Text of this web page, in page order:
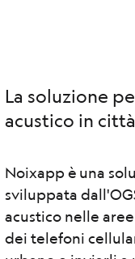
La soluzione
acustico in
Noixapp è una
sviluppata
acustico nelle
dei telefoni